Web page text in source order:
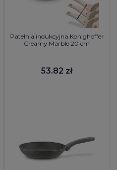
Patelnia indukcyjna Konighoffer
Creamy Marble 20 cm
53.82 zł